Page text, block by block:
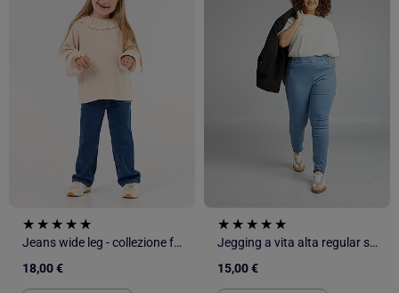
Jeans wide leg - collezione facile da indossare
18,00 €
Jegging a vita alta regular stretch
15,00 €